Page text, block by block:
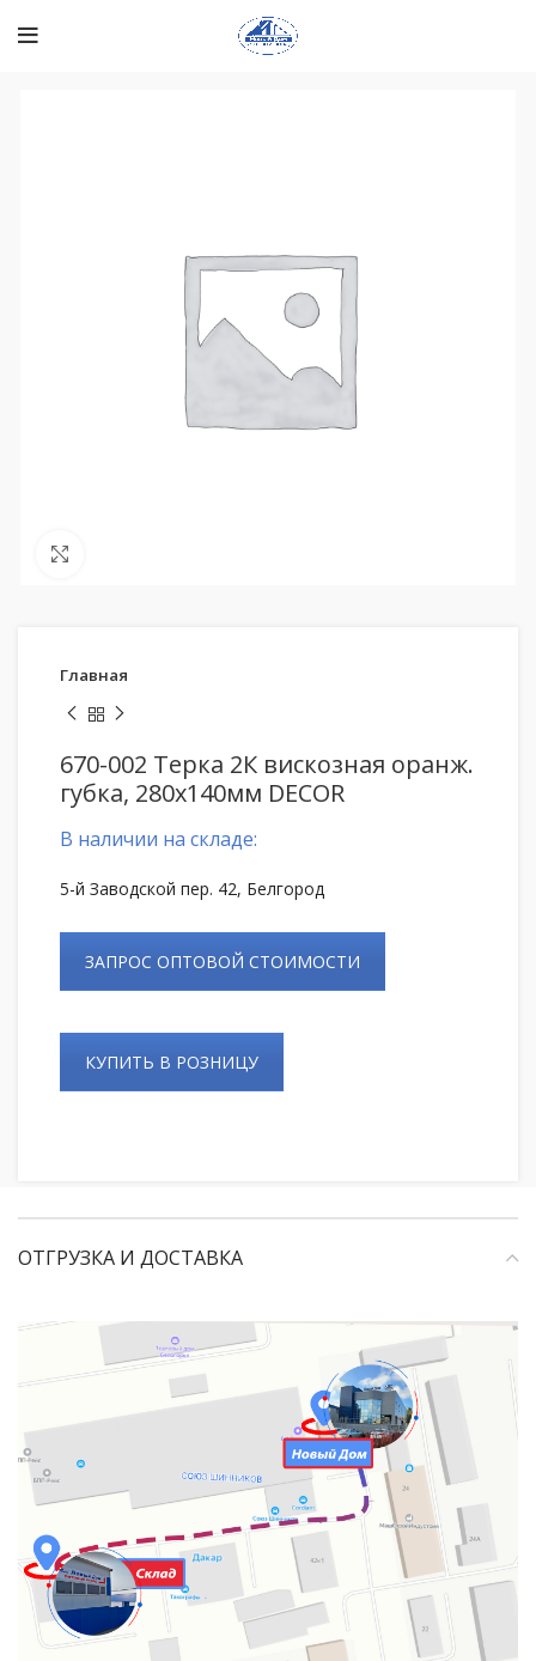
Главная
670-002 Терка 2К вискозная оранж.
губка, 280х140мм DECOR
В наличии на складе:
5-й Заводской пер. 42, Белгород
ЗАПРОС ОПТОВОЙ СТОИМОСТИ
КУПИТЬ В РОЗНИЦУ
ОТГРУЗКА И ДОСТАВКА